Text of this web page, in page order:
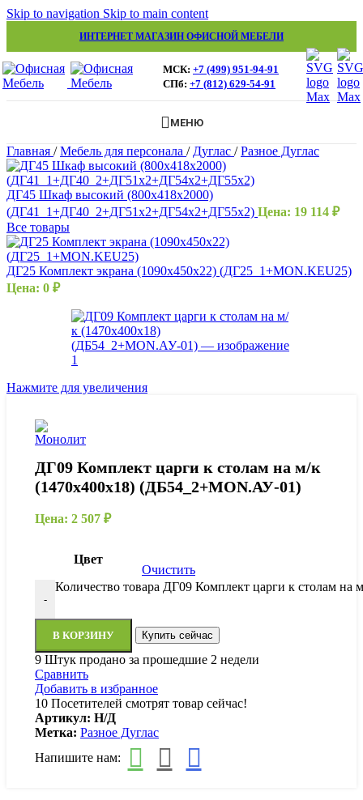
Skip to navigation Skip to main content
ИНТЕРНЕТ МАГАЗИН ОФИСНОЙ МЕБЕЛИ
МСК: +7 (499) 951-94-91
СПб: +7 (812) 629-54-91
МЕНЮ
Главная / Мебель для персонала / Дуглас / Разное Дуглас
ДГ45 Шкаф высокий (800х418х2000)
(ДГ41_1+ДГ40_2+ДГ51х2+ДГ54х2+ДГ55х2) Цена: 19 114 ₽
Все товары
ДГ25 Комплект экрана (1090х450х22) (ДГ25_1+MON.KEU25)
Цена: 0 ₽
Нажмите для увеличения
ДГ09 Комплект царги к столам на м/к
(1470х400х18) (ДБ54_2+MON.АУ-01)
Цена: 2 507 ₽
Цвет
Очистить
-
Количество товара ДГ09 Комплект царги к столам
В КОРЗИНУ Купить сейчас
9 Штук продано за прошедшие 2 недели
Сравнить
Добавить в избранное
10 Посетителей смотрят товар сейчас!
Артикул: Н/Д
Метка: Разное Дуглас
Напишите нам: